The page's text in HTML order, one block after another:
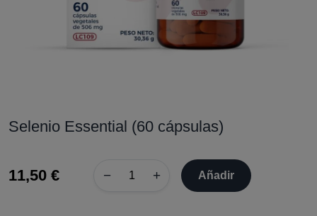
Selenio Essential (60 cápsulas)
11,50 € − + Añadir